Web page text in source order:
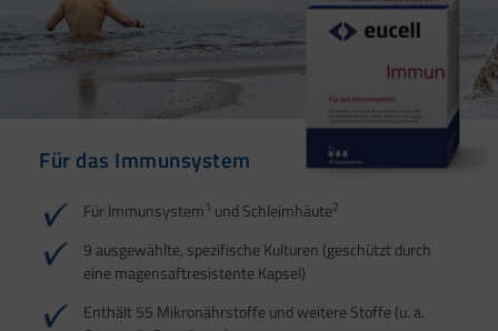
Für das Immunsystem
Für Immunsystem1 und Schleimhäute2
9 ausgewählte, spezifische Kulturen (geschützt durch
eine magensaftresistente Kapsel)
Enthält 55 Mikronährstoffe und weitere Stoffe (u. a.
Für Haut, Haare und
4
Für Ihre natürliche